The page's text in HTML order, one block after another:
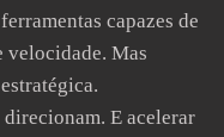
capazes de
velocidade. Mas
direcionam. E acelerar